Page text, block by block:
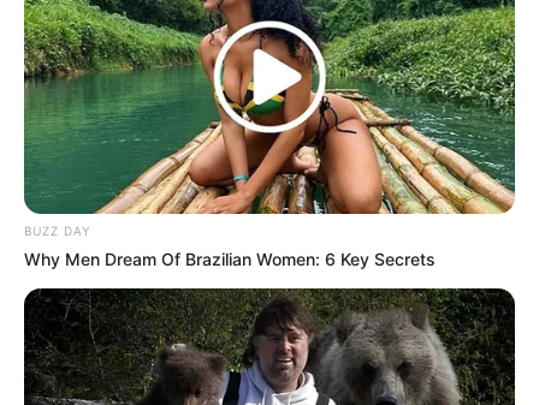
Tampil Lebih Modern, 7 Potret
Hasil Renovasi Rumah Berusia
90 Tahun
BUZZ DAY
Why Men Dream Of Brazilian Women: 6 Key Secrets